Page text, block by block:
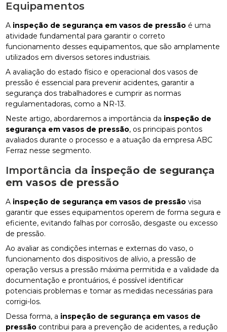
Equipamentos
A inspeção de segurança em vasos de pressão é uma
atividade fundamental para garantir o correto
funcionamento desses equipamentos, que são amplamente
utilizados em diversos setores industriais.
A avaliação do estado físico e operacional dos vasos de
pressão é essencial para prevenir acidentes, garantir a
segurança dos trabalhadores e cumprir as normas
regulamentadoras, como a NR-13.
Neste artigo, abordaremos a importância da inspeção de
segurança em vasos de pressão, os principais pontos
avaliados durante o processo e a atuação da empresa ABC
Ferraz nesse segmento.
Importância da inspeção de segurança
em vasos de pressão
A inspeção de segurança em vasos de pressão visa
garantir que esses equipamentos operem de forma segura e
eficiente, evitando falhas por corrosão, desgaste ou excesso
de pressão.
Ao avaliar as condições internas e externas do vaso, o
funcionamento dos dispositivos de alívio, a pressão de
operação versus a pressão máxima permitida e a validade da
documentação e prontuários, é possível identificar
potenciais problemas e tomar as medidas necessárias para
corrigi-los.
Dessa forma, a inspeção de segurança em vasos de
pressão contribui para a prevenção de acidentes, a redução